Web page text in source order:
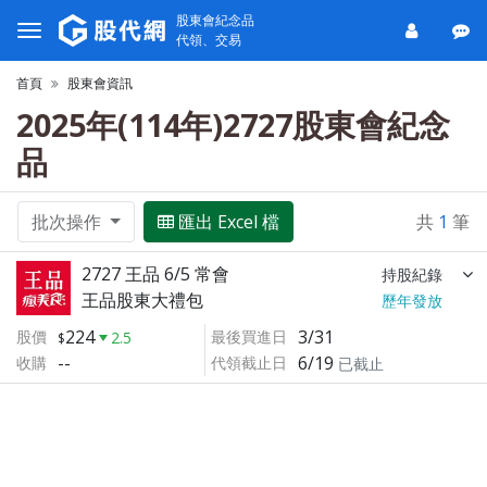
股東會紀念品
代領、交易
首頁 股東會資訊
2025年(114年)2727股東會紀念
品
批次操作 匯出 Excel 檔 共 1 筆
2727 王品 6/5 常會 持股紀錄
王品股東大禮包
歷年發放
股價
224
2.5
收購 --
最後買進日 3/31
代領截止日 6/19 已截止